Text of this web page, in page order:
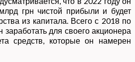
грн чистой прибыли и будет
из капитала. Всего с 2018 по
для своего акционера
средств, которые он намерен